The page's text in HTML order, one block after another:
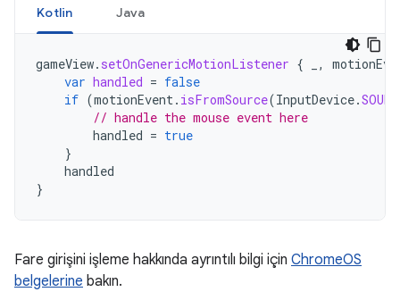
Kotlin Java
gameView. setOnGenericMotionListener { ,
var handled = false
if (motionEvent. isFromSource(InputDevice.
// handle the mouse event here
handled = true
}
handled
}
Fare girişini işleme hakkında ayrıntılı bilgi için ChromeOS
belgelerine bakın.